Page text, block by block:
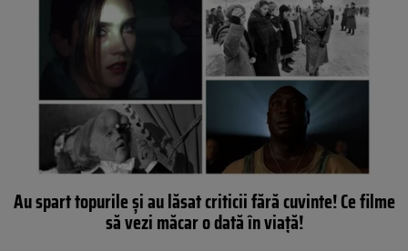
Au spart topurile și au lăsat criticii fără cuvinte! Ce filme
să vezi măcar o dată în viață!